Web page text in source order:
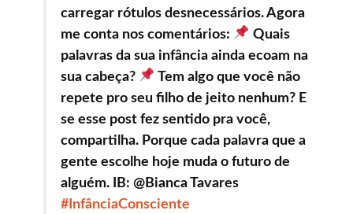
carregar rótulos desnecessários. Agora
me conta nos comentários:
Quais
palavras da sua infância ainda ecoam na
sua cabeça?
Tem algo que você não
repete pro seu filho de jeito nenhum? E
se esse post fez sentido pra você,
compartilha. Porque cada palavra que a
gente escolhe hoje muda o futuro de
alguém. IB: @Bianca Tavares
#InfânciaConsciente